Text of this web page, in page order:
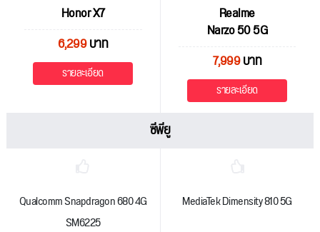
Honor X7
6,299บาท
รายละเอียด
Realme
Narzo 50 5G
7,999บาท
รายละเอียด
ซีพียู
Qualcomm Snapdragon 680 4G
SM6225
MediaTek Dimensity 810 5G